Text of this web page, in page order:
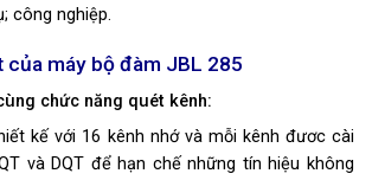
công nghiệp.
của máy bộ đàm JBL 285
chức năng quét kênh:
kế với 16 kênh nhớ và mỗi kênh đươc cài
và DQT để hạn chế những tín hiệu không